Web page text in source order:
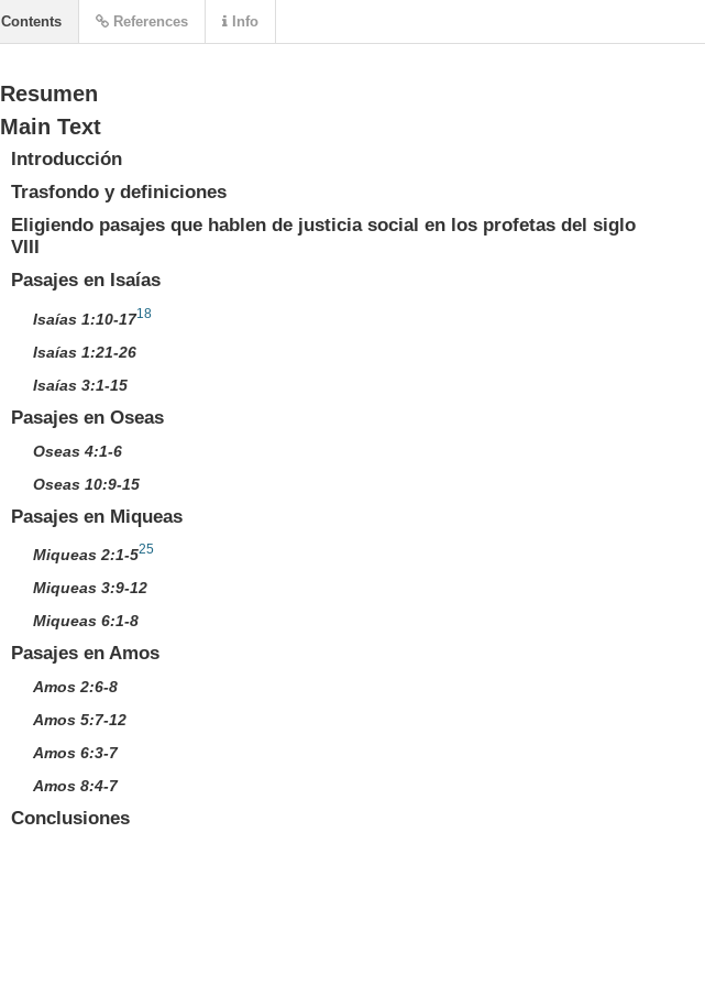
Resumen
Main Text
Introducción
Trasfondo y definiciones
Eligiendo pasajes que hablen de justicia social en los profetas del siglo
VIII
Pasajes en Isaías
Isaías 1:10-1718
Isaías 1:21-26
Isaías 3:1-15
Pasajes en Oseas
Oseas 4:1-6
Oseas 10:9-15
Pasajes en Miqueas
Miqueas 2:1-525
Miqueas 3:9-12
Miqueas 6:1-8
Pasajes en Amos
Amos 2:6-8
Amos 5:7-12
Amos 6:3-7
Amos 8:4-7
Conclusiones
Contents References Info